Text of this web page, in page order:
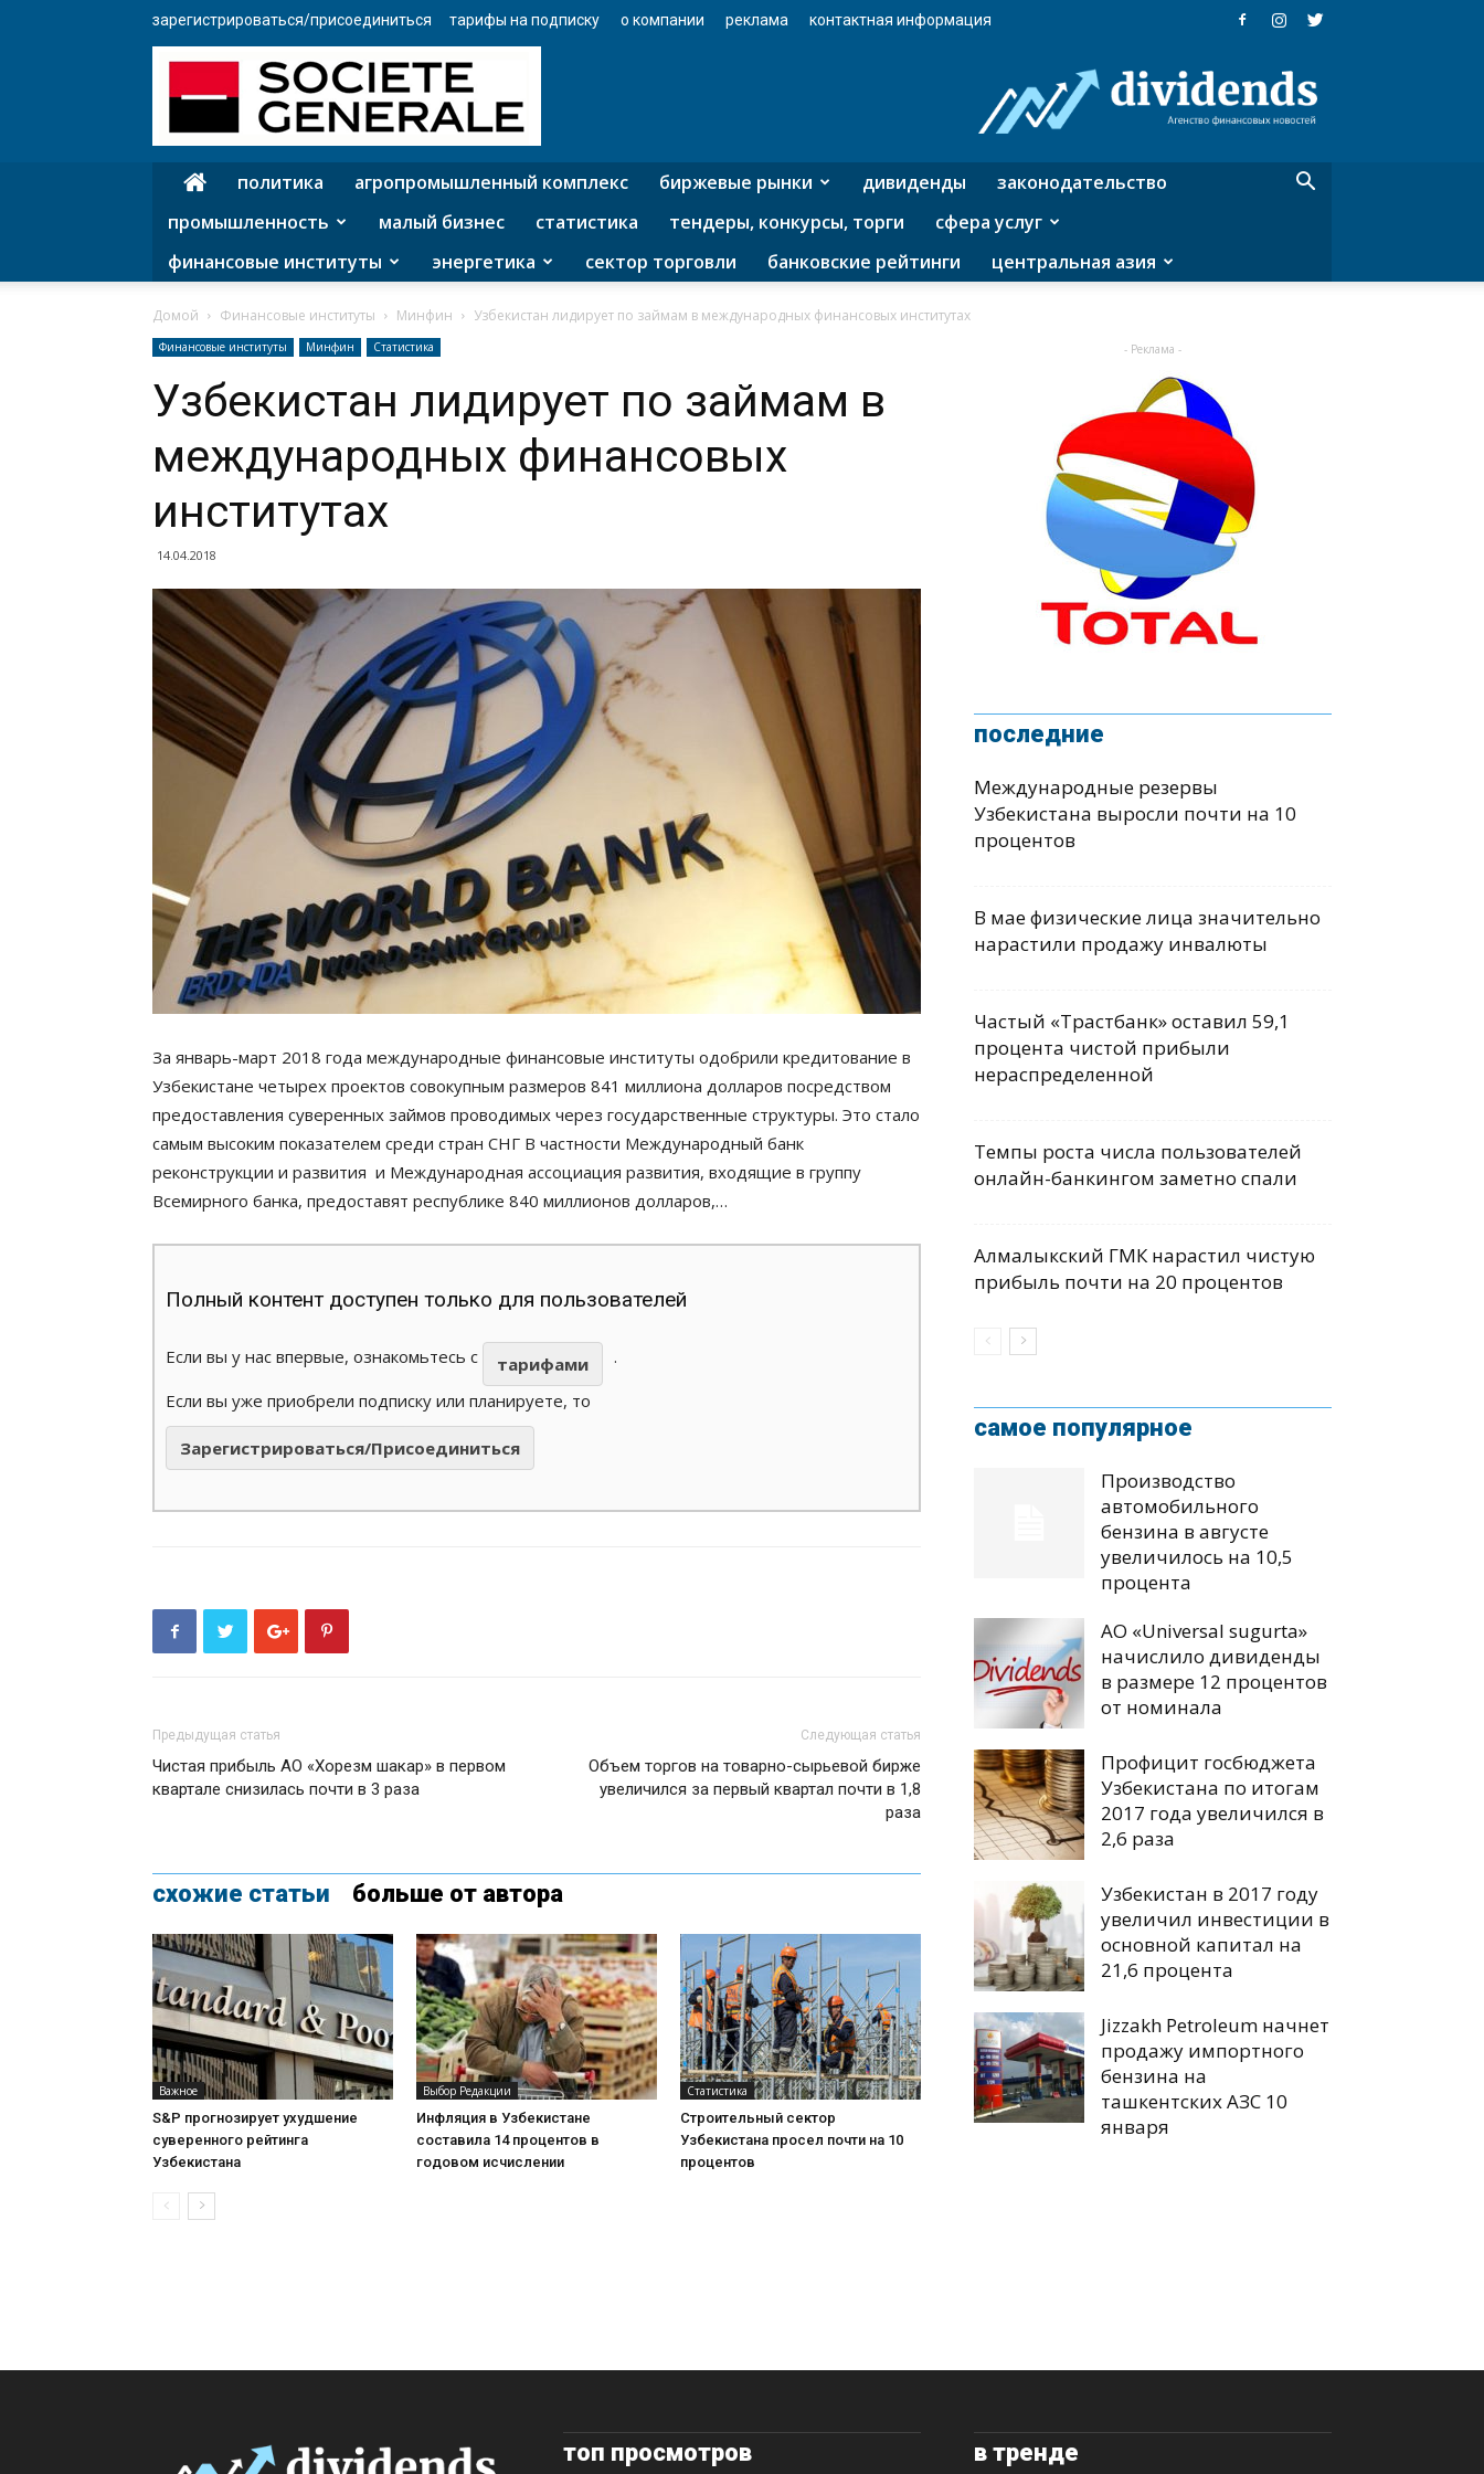
зарегистрироваться/присоединиться тарифы на подписку о компании реклама контактная информация
агентство
финансовых
политика агропромышленный комплекс биржевые рынки дивиденды
законодательство
промышленность
малый бизнес статистика тендеры, конкурсы, торги
сфера услуг
финансовые институты
энергетика сектор торговли банковские рейтинги центральная азия
Домой Финансовые институты Минфин Узбекистан лидирует по займам в международных финансовых институтах
Финансовые институты Минфин Статистика
Узбекистан лидирует по займам в
международных финансовых
институтах
14.04.2018
За январь-март 2018 года международные финансовые институты одобрили кредитование в
Узбекистане четырех проектов совокупным размеров 841 миллиона долларов посредством
предоставления суверенных займов проводимых через государственные структуры. Это стало
самым высоким показателем среди стран СНГ В частности Международный банк
реконструкции и развития и Международная ассоциация развития, входящие в группу
Всемирного банка, предоставят республике 840 миллионов долларов,…
Полный контент доступен только для пользователей
Если вы у нас впервые, ознакомьтесь с тарифами
.
Если вы уже приобрели подписку или планируете, то
Зарегистрироваться/Присоединиться
Предыдущая статья
Чистая прибыль АО «Хорезм шакар» в первом
квартале снизилась почти в 3 раза
Следующая статья
Объем торгов на товарно-сырьевой бирже
увеличился за первый квартал почти в 1,8
раза
схожие статьи больше от автора
Важное
S&P прогнозирует ухудшение
суверенного рейтинга
Узбекистана
Выбор Редакции
Инфляция в Узбекистане
составила 14 процентов в
годовом исчислении
Статистика
Строительный сектор
Узбекистана просел почти на 10
процентов
- Реклама -
последние
Международные резервы
Узбекистана выросли почти на 10
процентов
В мае физические лица значительно
нарастили продажу инвалюты
Частый «Трастбанк» оставил 59,1
процента чистой прибыли
нераспределенной
Темпы роста числа пользователей
онлайн-банкингом заметно спали
Алмалыкский ГМК нарастил чистую
прибыль почти на 20 процентов
самое популярное
Производство
автомобильного
бензина в августе
увеличилось на 10,5
процента
АО «Universal sugurta»
начислило дивиденды
в размере 12 процентов
от номинала
Профицит госбюджета
Узбекистана по итогам
2017 года увеличился в
2,6 раза
Узбекистан в 2017 году
увеличил инвестиции в
основной капитал на
21,6 процента
Jizzakh Petroleum начнет
продажу импортного
бензина на
ташкентских АЗС 10
января
топ просмотров в тренде